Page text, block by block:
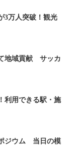
3万人突破！観光
地域貢献 サッカ
利用できる駅・施
ジウム 当日の模